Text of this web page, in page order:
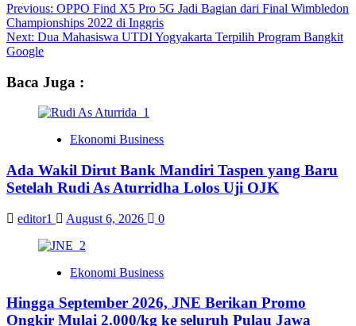
Previous: OPPO Find X5 Pro 5G Jadi Bagian dari Final Wimbledon
Championships 2022 di Inggris
Next: Dua Mahasiswa UTDI Yogyakarta Terpilih Program Bangkit
Google
Baca Juga :
Ekonomi Business
Ada Wakil Dirut Bank Mandiri Taspen yang Baru
Setelah Rudi As Aturridha Lolos Uji OJK
editor1 August 6, 2026 0
Ekonomi Business
Hingga September 2026, JNE Berikan Promo
Ongkir Mulai 2.000/kg ke seluruh Pulau Jawa